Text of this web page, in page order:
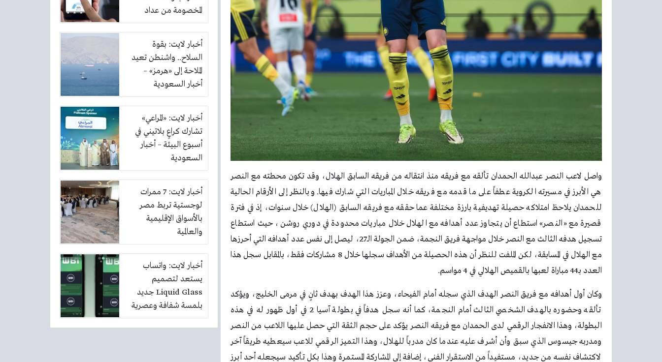
واصل لاعب النصر عبدالله الحمدان تألقه مع فريقه منذ انتقاله من فريقه السابق الهلال، وقد تكون محطته مع النصر
هي الأبرز في مسيرته الكروية عطفاً على ما قدمه مع فريقه خلال المباريات التي شارك فيها. وبالنظر إلى الأرقام الحالية
للحمدان يلاحظ امتلاكه حصيلة تهديفية بارزة مختلفة عما حققه مع فريقه السابق (الهلال) خلال سنوات، إذ في فترة
قصيرة مع «النصر» استطاع أن يتجاوز عدد أهدافه مع الهلال خلال مباريات محدودة في دوري روشن، حيث استطاع
تسجيل هدفه الثالث مع النصر خلال مواجهة فريق النجمة، ضمن الجولة الـ27، ليصل إلى نفس عدد أهدافه التي أحرزها
مع الهلال في المسابقة، لكن الملفت للنظر أن هذه الحصيلة من الأهداف سجلها خلال 8 مشاركات فقط، بالمقابل سجل هذا
العدد بـ44 مباراة لعبها بالقميص الهلالي في 4 مواسم.
وكان أول أهدافه مع فريق النصر الهدف الذي سجله أمام الفيحاء، وعزز هذا الهدف بهدف ثانٍ في مرمى الخليج، ويؤكد
تألقه وحضوره بالهدف الشخصي الثالث أمام النجمة، كما أنه سجل هدفاً في بطولة آسيا 2 في أول ظهور له في هذه
البطولة، وهذا الانفجار الرقمي لدى الحمدان مع فريقه النصر يؤكد على حجم الثقة التي حصل عليها اللاعب من النصر
ومدربه جيسوس الذي سبق وأن أشرف عليه عندما كان مدرباً للهلال، وهذا التميز الرقمي للاعب سيعطيه طريقاً آخر
لاكتشاف نفسه من جديد، مستفيداً من الاستقرار الفني، إضافة إلى المشاركة المستمرة وهذا بكل تأكيد سيجعله أحد أبرز
المخصومة من عداد
الكهرباء
أخبار لايت: بقوة
السلاح.. واشنطن تعيد
الملاحة إلى «هرمز» –
أخبار السعودية
أخبار لايت: «المراعي»
تشارك كراعٍ بلاتيني في
أسبوع البيئة – أخبار
السعودية
أخبار لايت: 7 ممرات
لوجستية تربط مصر
بالأسواق الإقليمية
والعالمية
أخبار لايت: واتساب
يستعد لتصميم
Liquid Glass جديد
بلمسة شفافة وعصرية